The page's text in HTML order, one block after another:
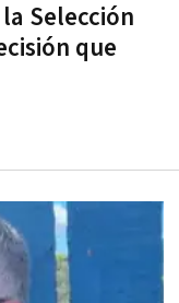
Selección
que